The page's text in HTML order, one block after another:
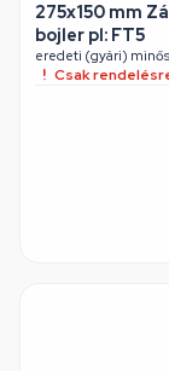
275x150 mm
bojler pl: FT5
eredeti (gyári)
Csak